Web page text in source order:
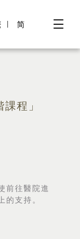
简
程」
前往醫院進
的支持。